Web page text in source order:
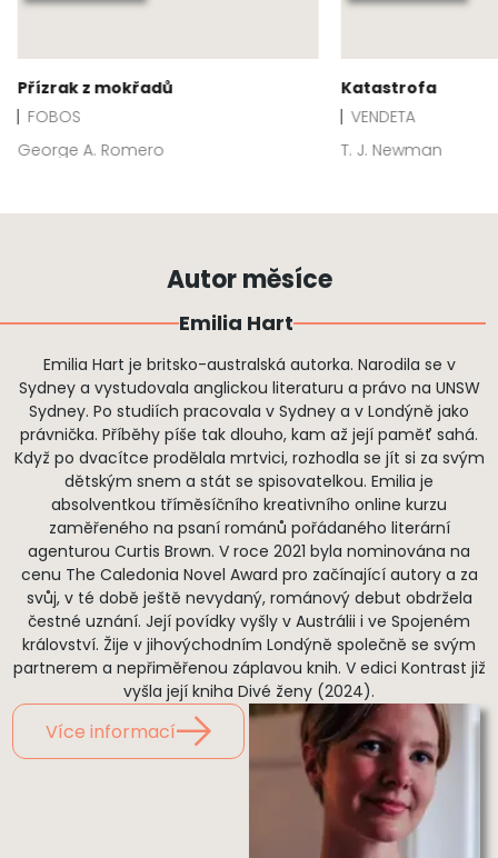
Přízrak z mokřadů
FOBOS
George A. Romero
Katastrofa
VENDETA
T. J. Newman
Autor měsíce
Emilia Hart
Emilia Hart je britsko-australská autorka. Narodila se v
Sydney a vystudovala anglickou literaturu a právo na UNSW
Sydney. Po studiích pracovala v Sydney a v Londýně jako
právnička. Příběhy píše tak dlouho, kam až její paměť sahá.
Když po dvacítce prodělala mrtvici, rozhodla se jít si za svým
dětským snem a stát se spisovatelkou. Emilia je
absolventkou tříměsíčního kreativního online kurzu
zaměřeného na psaní románů pořádaného literární
agenturou Curtis Brown. V roce 2021 byla nominována na
cenu The Caledonia Novel Award pro začínající autory a za
svůj, v té době ještě nevydaný, románový debut obdržela
čestné uznání. Její povídky vyšly v Austrálii i ve Spojeném
království. Žije v jihovýchodním Londýně společně se svým
partnerem a nepřiměřenou záplavou knih. V edici Kontrast již
vyšla její kniha Divé ženy (2024).
Více informací